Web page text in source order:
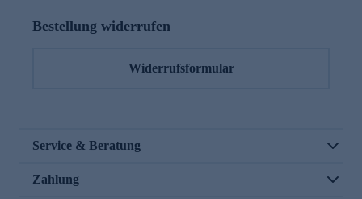
Bestellung widerrufen
Widerrufsformular
Service & Beratung
Zahlung